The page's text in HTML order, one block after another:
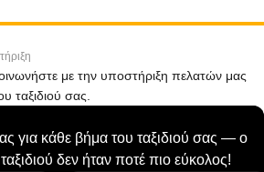
με την υποστήριξη πελατών μας
ταξιδιού σας.
για κάθε βήμα του ταξιδιού σας — ο
δεν ήταν ποτέ πιο εύκολος!